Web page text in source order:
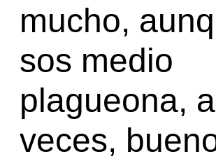
mucho,
sos medio
plagueona, a
veces,